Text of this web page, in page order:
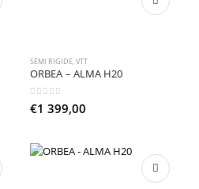
SEMI RIGIDE,VTT
ORBEA – ALMA H20
0sur 5
€1 399,00